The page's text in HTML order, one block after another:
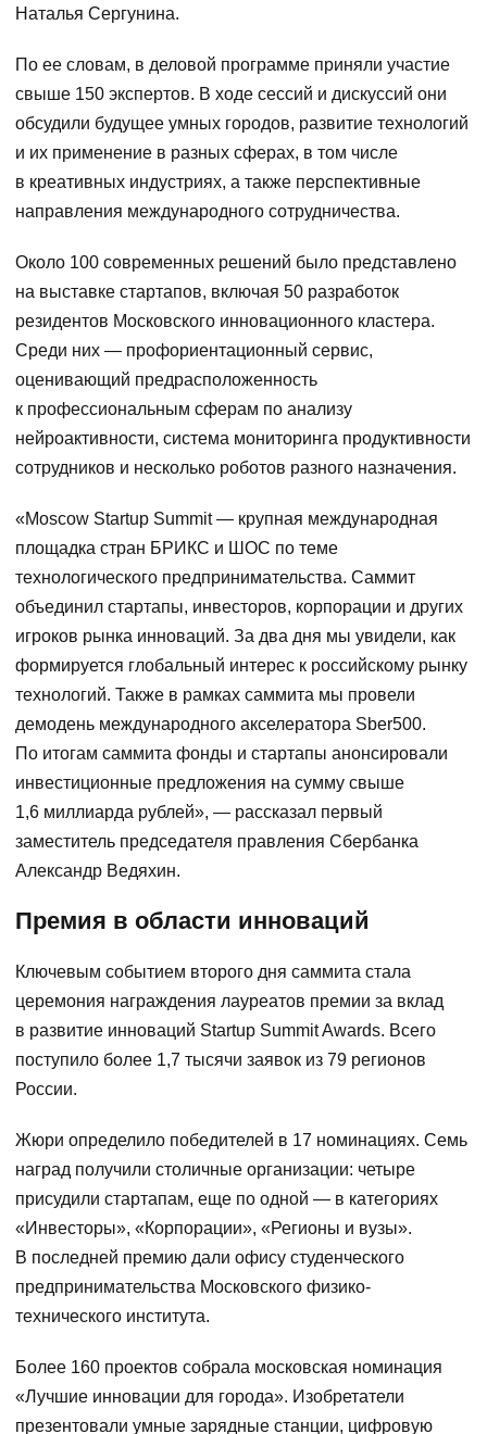
Наталья Сергунина.
По ее словам, в деловой программе приняли участие
свыше 150 экспертов. В ходе сессий и дискуссий они
обсудили будущее умных городов, развитие технологий
и их применение в разных сферах, в том числе
в креативных индустриях, а также перспективные
направления международного сотрудничества.
Около 100 современных решений было представлено
на выставке стартапов, включая 50 разработок
резидентов Московского инновационного кластера.
Среди них — профориентационный сервис,
оценивающий предрасположенность
к профессиональным сферам по анализу
нейроактивности, система мониторинга продуктивности
сотрудников и несколько роботов разного назначения.
«Moscow Startup Summit — крупная международная
площадка стран БРИКС и ШОС по теме
технологического предпринимательства. Саммит
объединил стартапы, инвесторов, корпорации и других
игроков рынка инноваций. За два дня мы увидели, как
формируется глобальный интерес к российскому рынку
технологий. Также в рамках саммита мы провели
демодень международного акселератора Sber500.
По итогам саммита фонды и стартапы анонсировали
инвестиционные предложения на сумму свыше
1,6 миллиарда рублей», — рассказал первый
заместитель председателя правления Сбербанка
Александр Ведяхин.
Премия в области инноваций
Ключевым событием второго дня саммита стала
церемония награждения лауреатов премии за вклад
в развитие инноваций Startup Summit Awards. Всего
поступило более 1,7 тысячи заявок из 79 регионов
России.
Жюри определило победителей в 17 номинациях. Семь
наград получили столичные организации: четыре
присудили стартапам, еще по одной — в категориях
«Инвесторы», «Корпорации», «Регионы и вузы».
В последней премию дали офису студенческого
предпринимательства Московского физико-
технического института.
Более 160 проектов собрала московская номинация
«Лучшие инновации для города». Изобретатели
презентовали умные зарядные станции, цифровую